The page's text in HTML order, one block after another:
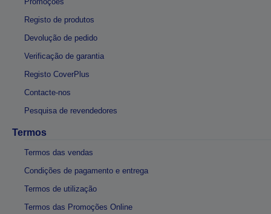
Registo de produtos
Devolução de pedido
Verificação de garantia
Registo CoverPlus
Contacte-nos
Pesquisa de revendedores
Termos
Termos das vendas
Condições de pagamento e entrega
Termos de utilização
Termos das Promoções Online